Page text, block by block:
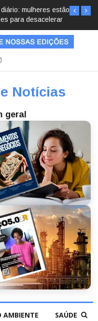
mulheres estão
para desacelerar
Notícias
geral
AMBIENTE SAÚDE